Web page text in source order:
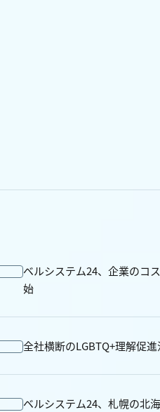
ベルシステム24、企業のコ
始
全社横断のLGBTQ+理解促
ベルシステム24、札幌の北